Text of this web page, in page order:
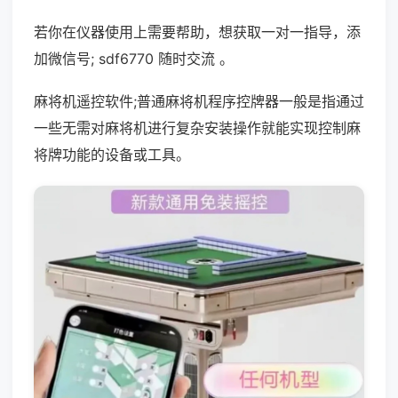
若你在仪器使用上需要帮助，想获取一对一指导，添
加微信号; sdf6770 随时交流 。
麻将机遥控软件;普通麻将机程序控牌器一般是指通过
一些无需对麻将机进行复杂安装操作就能实现控制麻
将牌功能的设备或工具。